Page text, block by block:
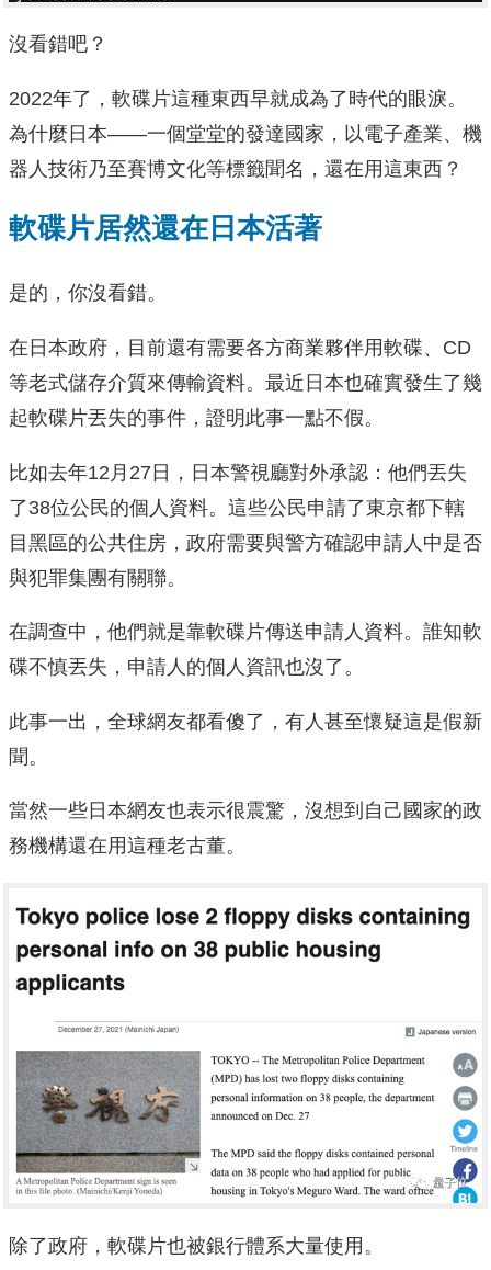
沒看錯吧？
2022年了，軟碟片這種東西早就成為了時代的眼淚。
為什麼日本——一個堂堂的發達國家，以電子產業、機
器人技術乃至賽博文化等標籤聞名，還在用這東西？
軟碟片居然還在日本活著
是的，你沒看錯。
在日本政府，目前還有需要各方商業夥伴用軟碟、CD
等老式儲存介質來傳輸資料。最近日本也確實發生了幾
起軟碟片丟失的事件，證明此事一點不假。
比如去年12月27日，日本警視廳對外承認：他們丟失
了38位公民的個人資料。這些公民申請了東京都下轄
目黑區的公共住房，政府需要與警方確認申請人中是否
與犯罪集團有關聯。
在調查中，他們就是靠軟碟片傳送申請人資料。誰知軟
碟不慎丟失，申請人的個人資訊也沒了。
此事一出，全球網友都看傻了，有人甚至懷疑這是假新
聞。
當然一些日本網友也表示很震驚，沒想到自己國家的政
務機構還在用這種老古董。
除了政府，軟碟片也被銀行體系大量使用。